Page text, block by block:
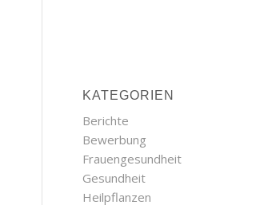
KATEGORIEN
Berichte
Bewerbung
Frauengesundheit
Gesundheit
Heilpflanzen